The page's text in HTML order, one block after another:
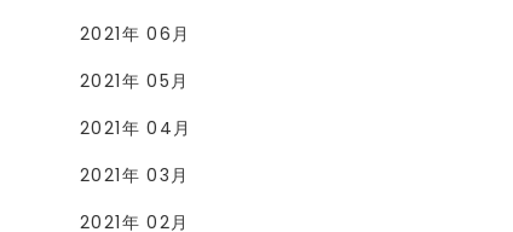
2021年 06月
2021年 05月
2021年 04月
2021年 03月
2021年 02月